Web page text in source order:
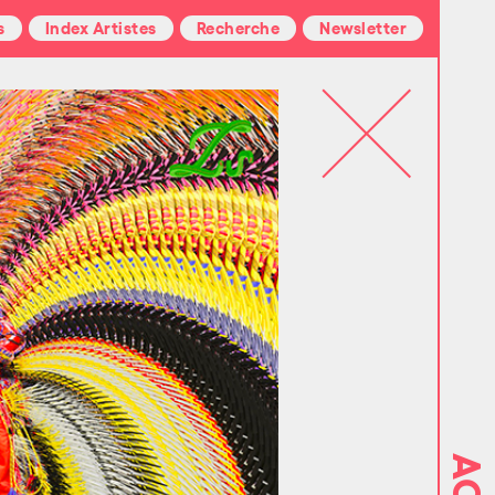
Index Artistes Recherche Newsletter